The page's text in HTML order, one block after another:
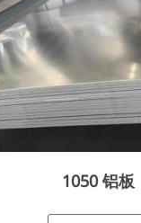
1050 铝板